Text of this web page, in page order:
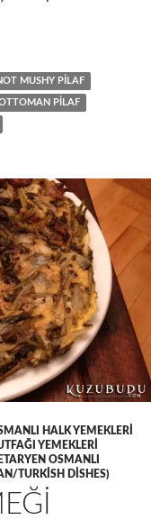
MUSHY PILAF
PILAF
HALK YEMEKLERI
YEMEKLERI
OSMANLI
TURKISH DISHES)